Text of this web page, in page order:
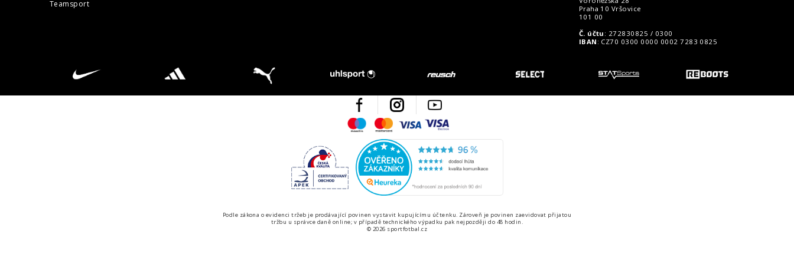
Teamsport
Praha 10 Vršovice
101 00
Č. účtu : 272830825 / 0300
IBAN : CZ70 0300 0000 0002 7283 0825
Facebook Instagram
MaestroMastercard
Visa
Česká kvalita
Podle zákona o evidenci tržeb je prodávající povinen vystavit kupujícímu účtenku. Zároveň je povinen zaevidovat přijatou
tržbu u správce daně online; v případě technického výpadku pak nejpozději do 48 hodin.
© 2026 sportfotbal.cz